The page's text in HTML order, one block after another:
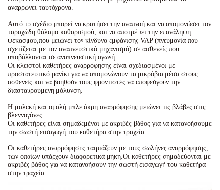
αναρρώνει ταυτόχρονα.
Αυτό το σχέδιο μπορεί να κρατήσει την αναπνοή και να απομονώσει τον
ταραχώδη θάλαμο καθαρισμού, και να αποτρέψει την επανάληψη
ψεκασμού,που μειώνει τον κίνδυνο εμφάνισης VAP (πνευμονία που
σχετίζεται με τον αναπνευστικό μηχανισμό) σε ασθενείς που
υποβάλλονται σε αναπνευστική αγωγή.
Οι κλειστοί καθετήρες αναρρόφησης είναι σχεδιασμένοι με
προστατευτικό μανίκι για να απομονώνουν τα μικρόβια μέσα στους
ασθενείς και να βοηθούν τους φροντιστές να αποφεύγουν την
διασταυρούμενη μόλυνση.
Η μαλακή και ομαλή μπλε άκρη αναρρόφησης μειώνει τις βλάβες στις
βλεννογόνες.
Οι καθετήρες είναι σημαδεμένοι με ακριβές βάθος για να κατανοήσουμε
την σωστή εισαγωγή του καθετήρα στην τραχεία.
Οι καθετήρες αναρρόφησης ταιριάζουν με τους σωλήνες αναρρόφησης,
των οποίων υπάρχουν διαφορετικά μήκη.Οι καθετήρες σημαδεύονται με
ακριβές βάθος για να κατανοήσουν την σωστή εισαγωγή του καθετήρα
στην τραχεία.